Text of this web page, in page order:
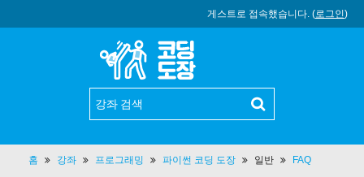
게스트로 접속했습니다. (로그인)
홈 강좌 프로그래밍 파이썬 코딩 도장 일반 FAQ